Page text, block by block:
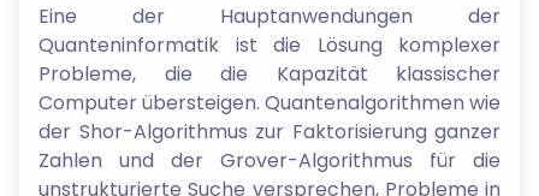
Eine der Hauptanwendungen der
Quanteninformatik ist die Lösung komplexer
Probleme, die die Kapazität klassischer
Computer übersteigen. Quantenalgorithmen wie
der Shor-Algorithmus zur Faktorisierung ganzer
Zahlen und der Grover-Algorithmus für die
unstrukturierte Suche versprechen, Probleme in